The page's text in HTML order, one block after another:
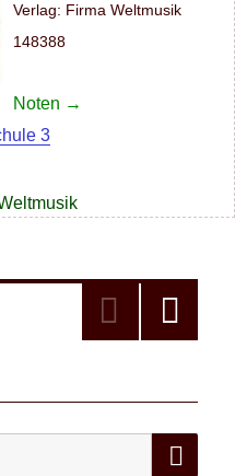
Verlag: Firma Weltmusik
148388
Noten →
3
E